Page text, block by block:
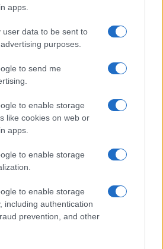
apps.
user data to be sent to
purposes.
to send me
to enable storage
like cookies on web or
apps.
to enable storage
to enable storage
including authentication
prevention, and other
στέλνει όλους τους
και τους
πονοκέφαλος για
εταιρεία